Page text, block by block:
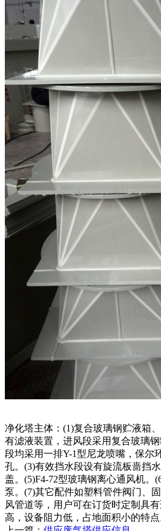
净化塔主体：(1)复合玻璃钢贮液箱
有滤液装置，进风段采用复合玻璃
段均采用一排Y-1型尼龙喷嘴，保尔
孔。(3)有效挡水段设有旋流板啬挡
盖。(5)F4-72型玻璃钢离心通风机。
泵。(7)其它配件如塑料管件阀门、
风管道等，用户可在订货时定制具
高，设备阻力低，占地面积小的特点